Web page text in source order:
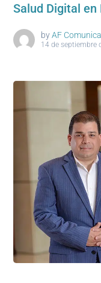
Salud Digital en
by AF
14 de septiembre